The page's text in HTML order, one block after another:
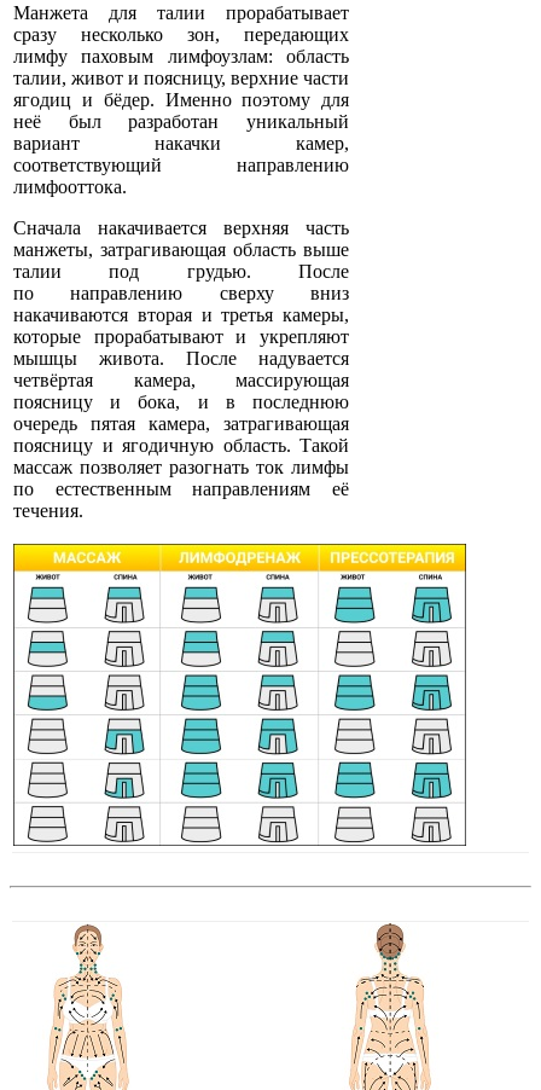
Манжета для талии прорабатывает
сразу несколько зон, передающих
лимфу паховым лимфоузлам: область
талии, живот и поясницу, верхние части
ягодиц и бёдер. Именно поэтому для
неё был разработан уникальный
вариант накачки камер,
соответствующий направлению
лимфооттока.
Сначала накачивается верхняя часть
манжеты, затрагивающая область выше
талии под грудью. После
по направлению сверху вниз
накачиваются вторая и третья камеры,
которые прорабатывают и укрепляют
мышцы живота. После надувается
четвёртая камера, массирующая
поясницу и бока, и в последнюю
очередь пятая камера, затрагивающая
поясницу и ягодичную область. Такой
массаж позволяет разогнать ток лимфы
по естественным направлениям её
течения.